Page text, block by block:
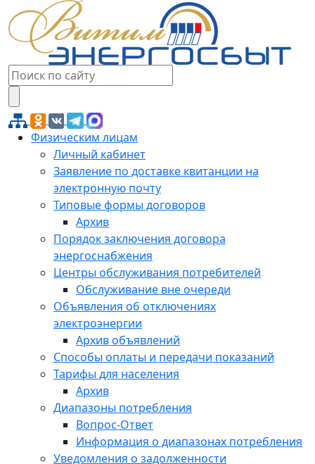
Физическим лицам
Личный кабинет
Заявление по доставке квитанции на
электронную почту
Типовые формы договоров
Архив
Порядок заключения договора
энергоснабжения
Центры обслуживания потребителей
Обслуживание вне очереди
Объявления об отключениях
электроэнергии
Архив объявлений
Способы оплаты и передачи показаний
Тарифы для населения
Архив
Диапазоны потребления
Вопрос-Ответ
Информация о диапазонах потребления
Уведомления о задолженности